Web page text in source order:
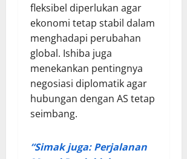
fleksibel diperlukan agar
ekonomi tetap stabil dalam
menghadapi perubahan
global. Ishiba juga
menekankan pentingnya
negosiasi diplomatik agar
hubungan dengan AS tetap
seimbang.
“Simak juga: Perjalanan